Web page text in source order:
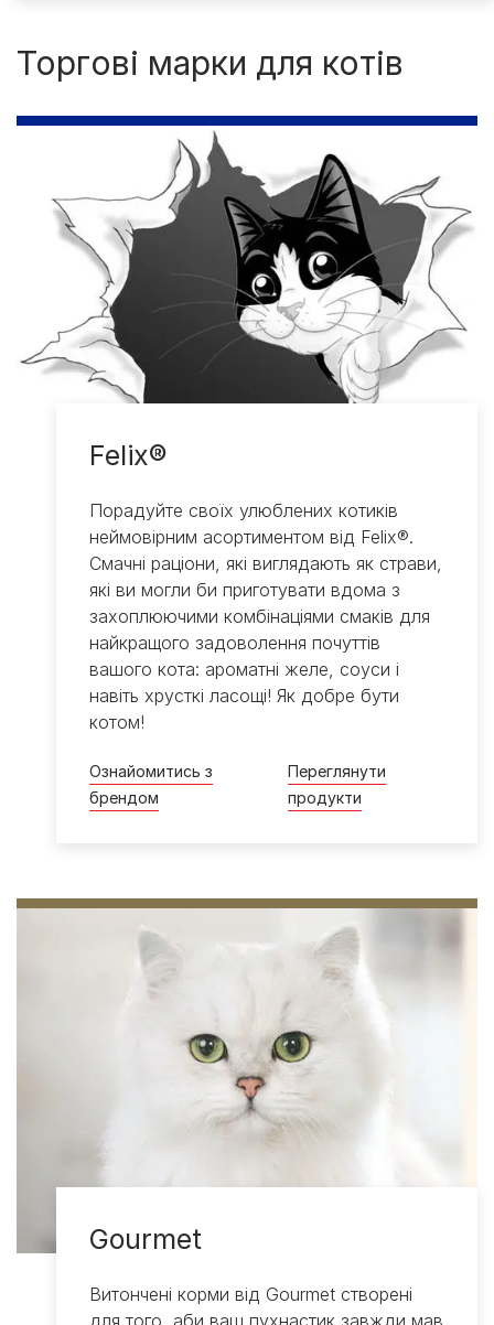
Торгові марки для котів
Felix®
Порадуйте своїх улюблених котиків
неймовірним асортиментом від Felix®.
Смачні раціони, які виглядають як страви,
які ви могли би приготувати вдома з
захоплюючими комбінаціями смаків для
найкращого задоволення почуттів
вашого кота: ароматні желе, соуси і
навіть хрусткі ласощі! Як добре бути
котом!
Ознайомитись з
брендом
Переглянути
продукти
Gourmet
Витончені корми від Gourmet створені
для того, аби ваш пухнастик завжди мав